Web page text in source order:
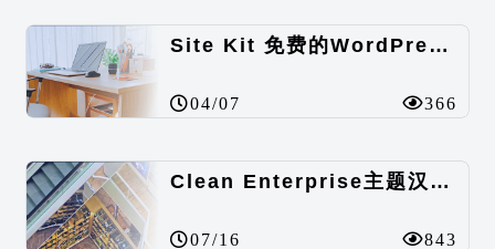
Site Kit 免费的WordPress数据统计插件
04/07 366
Clean Enterprise主题汉化包
07/16 843